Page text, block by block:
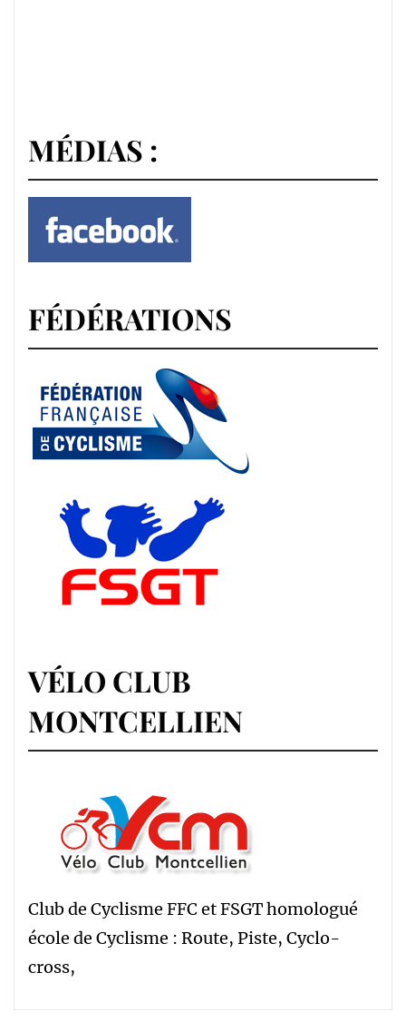
MÉDIAS :
FÉDÉRATIONS
VÉLO CLUB
MONTCELLIEN
Club de Cyclisme FFC et FSGT homologué
école de Cyclisme : Route, Piste, Cyclo-
cross,